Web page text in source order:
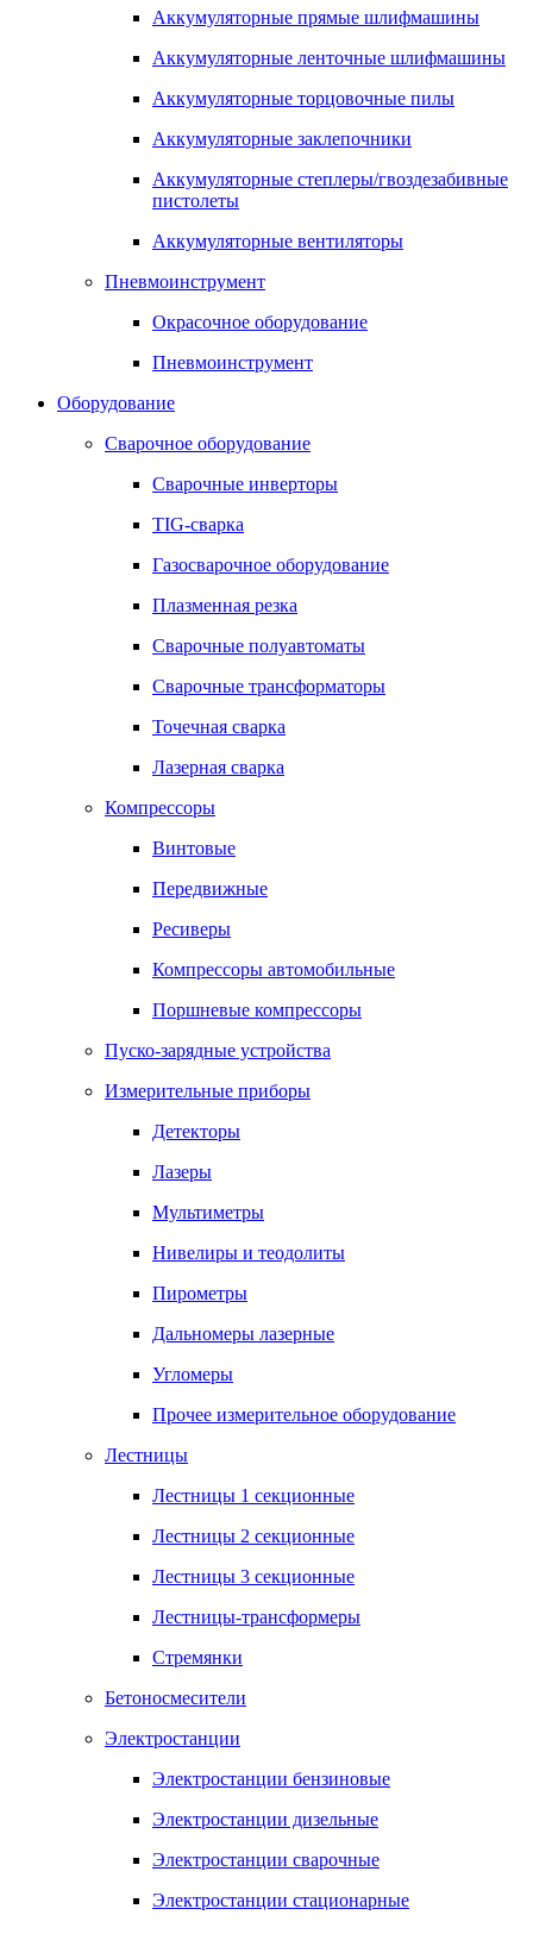
Аккумуляторные прямые шлифмашины
Аккумуляторные ленточные шлифмашины
Аккумуляторные торцовочные пилы
Аккумуляторные заклепочники
Аккумуляторные степлеры/гвоздезабивные
пистолеты
Аккумуляторные вентиляторы
Пневмоинструмент
Окрасочное оборудование
Пневмоинструмент
Оборудование
Сварочное оборудование
Сварочные инверторы
TIG-сварка
Газосварочное оборудование
Плазменная резка
Сварочные полуавтоматы
Сварочные трансформаторы
Точечная сварка
Лазерная сварка
Компрессоры
Винтовые
Передвижные
Ресиверы
Компрессоры автомобильные
Поршневые компрессоры
Пуско-зарядные устройства
Измерительные приборы
Детекторы
Лазеры
Мультиметры
Нивелиры и теодолиты
Пирометры
Дальномеры лазерные
Угломеры
Прочее измерительное оборудование
Лестницы
Лестницы 1 секционные
Лестницы 2 секционные
Лестницы 3 секционные
Лестницы-трансформеры
Стремянки
Бетоносмесители
Электростанции
Электростанции бензиновые
Электростанции дизельные
Электростанции сварочные
Электростанции стационарные